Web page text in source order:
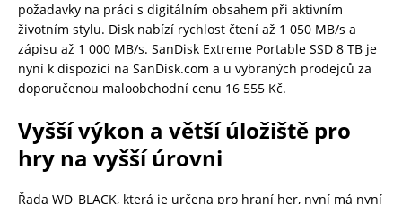
požadavky na práci s digitálním obsahem při aktivním
životním stylu. Disk nabízí rychlost čtení až 1 050 MB/s a
zápisu až 1 000 MB/s. SanDisk Extreme Portable SSD 8 TB je
nyní k dispozici na SanDisk.com a u vybraných prodejců za
doporučenou maloobchodní cenu 16 555 Kč.
Vyšší výkon a větší úložiště pro
hry na vyšší úrovni
Řada WD_BLACK, která je určena pro hraní her, nyní má nyní